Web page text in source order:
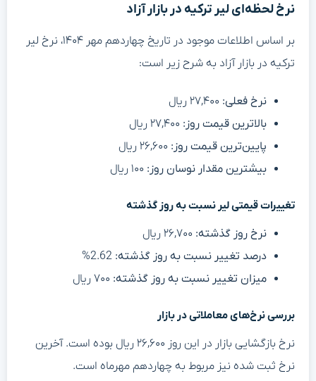
نرخ لحظه‌ای لیر ترکیه در بازار آزاد
بر اساس اطلاعات موجود در تاریخ چهاردهم مهر ۱۴۰۴، نرخ لیر
ترکیه در بازار آزاد به شرح زیر است:
نرخ فعلی:
بالاترین قیمت روز:
پایین‌ترین قیمت روز:
بیشترین مقدار نوسان روز:
تغییرات قیمتی لیر نسبت به روز گذشته
نرخ روز گذشته:
درصد تغییر نسبت به روز گذشته:
میزان تغییر نسبت به روز گذشته:
بررسی نرخ‌های معاملاتی در بازار
نرخ بازگشایی بازار در این روز ۲۶,۶۰۰ ریال بوده است. آخرین
نرخ ثبت شده نیز مربوط به چهاردهم مهرماه است.